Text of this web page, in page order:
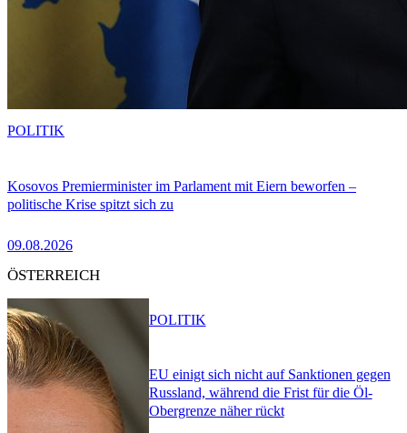
Kosovos Premierminister im Parlament mit Eiern beworfen –
politische Krise spitzt sich zu
09.08.2026
POLITIK
ÖSTERREICH
EU einigt sich nicht auf Sanktionen gegen
Russland, während die Frist für die Öl-
Obergrenze näher rückt
POLITIK